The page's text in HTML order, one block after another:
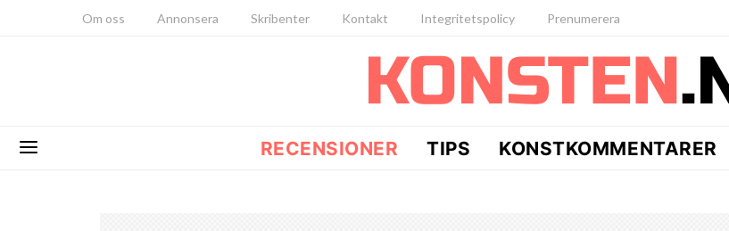
Om oss Annonsera Skribenter Kontakt Integritetspolicy Prenumerera
RECENSIONER TIPS KONSTKOMMENTARER